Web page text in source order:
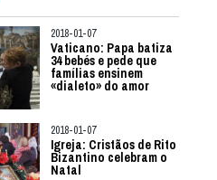
2018-01-07
Vaticano: Papa batiza
34 bebés e pede que
famílias ensinem
«dialeto» do amor
2018-01-07
Igreja: Cristãos de Rito
Bizantino celebram o
Natal